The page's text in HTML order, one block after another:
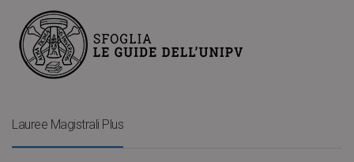
Lauree Magistrali Plus